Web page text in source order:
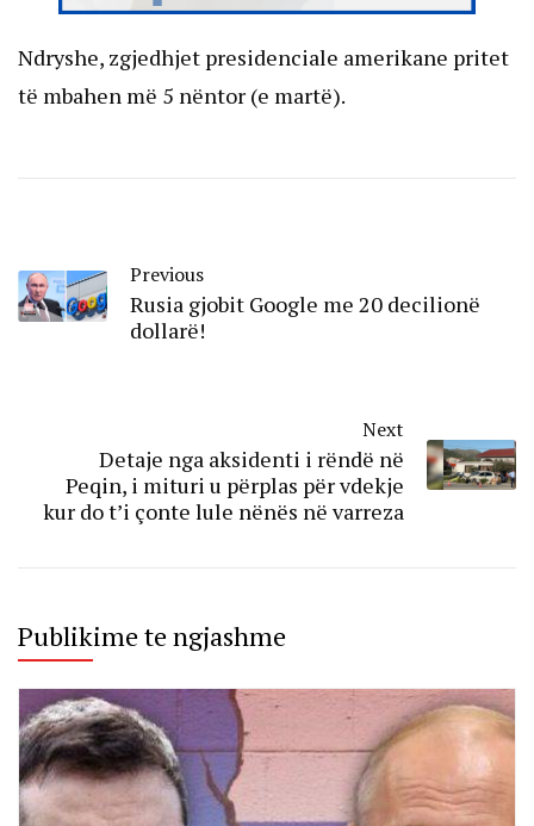
Ndryshe, zgjedhjet presidenciale amerikane pritet
të mbahen më 5 nëntor (e martë).
Previous
Rusia gjobit Google me 20 decilionë
dollarë!
Next
Detaje nga aksidenti i rëndë në
Peqin, i mituri u përplas për vdekje
kur do t’i çonte lule nënës në varreza
Publikime te ngjashme